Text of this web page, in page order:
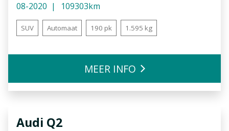
08-2020 109303km
SUV Automaat 190 pk 1.595 kg
MEER INFO
Audi Q2